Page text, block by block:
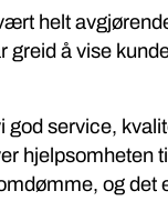
helt
å vise
god service,
hjelpsomheten
og det